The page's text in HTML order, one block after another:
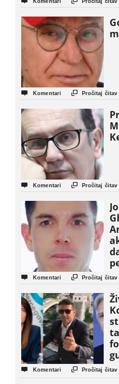
Komentari Pročitaj čitav
 Komentari  Pročitaj čitav
 Komentari  Pročitaj čitav
 Komentari  Pročitaj čitav
 Komentari  Pročitaj čitav